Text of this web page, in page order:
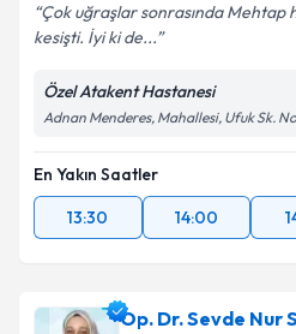
Çok uğraşlar sonrasında Mehtap
kesişti. İyi ki de...
Özel Atakent Hastanesi
Adnan Menderes, Mahallesi, Ufuk Sk.
En Yakın Saatler
13:30
14:00
Op. Dr. Sevde Nur